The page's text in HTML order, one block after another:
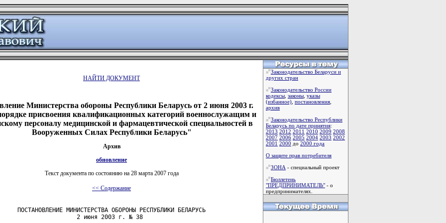
НАЙТИ ДОКУМЕНТ
Министерства обороны Республики Беларусь от 2 июня 2003 г.
присвоения квалификационных категорий военнослужащим и
персоналу медицинской и фармацевтической специальностей в
Вооруженных Силах Республики Беларусь"
Архив
обновление
Текст документа по состоянию на 28 марта 2007 года
<< Содержание
Законодательство Беларуси и
других стран
Законодательство России
кодексы законы указы
(избанное) постановления
архив
Законодательство Республики
Беларусь по дате принятия:
2013 2012 2011 2010 2009 2008
2007 2006 2005 2004 2003 2002
2001 2000 до 2000 года
О защите прав потребителя
ЗОНА - специальный проект
Бюллетень
"ПРЕДПРИНИМАТЕЛЬ" - о
предпринимателях.